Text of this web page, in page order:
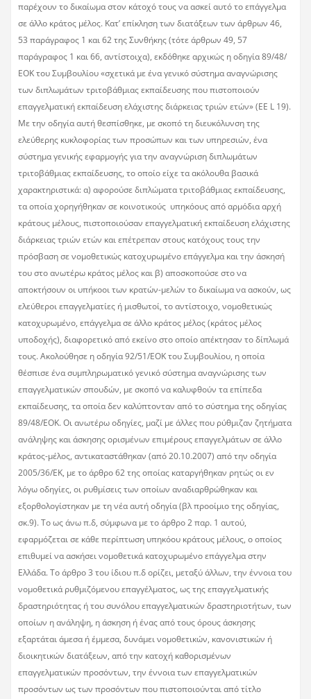
παρέχουν το δικαίωμα στον κάτοχό τους να ασκεί αυτό το επάγγελμα
σε άλλο κράτος μέλος. Κατ’ επίκληση των διατάξεων των άρθρων 46,
53 παράγραφος 1 και 62 της Συνθήκης (τότε άρθρων 49, 57
παράγραφος 1 και 66, αντίστοιχα), εκδόθηκε αρχικώς η οδηγία 89/48/
ΕΟΚ του Συμβουλίου «σχετικά με ένα γενικό σύστημα αναγνώρισης
των διπλωμάτων τριτοβάθμιας εκπαίδευσης που πιστοποιούν
επαγγελματική εκπαίδευση ελάχιστης διάρκειας τριών ετών» (ΕΕ L 19).
Με την οδηγία αυτή θεσπίσθηκε, με σκοπό τη διευκόλυνση της
ελεύθερης κυκλοφορίας των προσώπων και των υπηρεσιών, ένα
σύστημα γενικής εφαρμογής για την αναγνώριση διπλωμάτων
τριτοβάθμιας εκπαίδευσης, το οποίο είχε τα ακόλουθα βασικά
χαρακτηριστικά: α) αφορούσε διπλώματα τριτοβάθμιας εκπαίδευσης,
τα οποία χορηγήθηκαν σε κοινοτικούς υπηκόους από αρμόδια αρχή
κράτους μέλους, πιστοποιούσαν επαγγελματική εκπαίδευση ελάχιστης
διάρκειας τριών ετών και επέτρεπαν στους κατόχους τους την
πρόσβαση σε νομοθετικώς κατοχυρωμένο επάγγελμα και την άσκησή
του στο ανωτέρω κράτος μέλος και β) αποσκοπούσε στο να
αποκτήσουν οι υπήκοοι των κρατών-μελών το δικαίωμα να ασκούν, ως
ελεύθεροι επαγγελματίες ή μισθωτοί, το αντίστοιχο, νομοθετικώς
κατοχυρωμένο, επάγγελμα σε άλλο κράτος μέλος (κράτος μέλος
υποδοχής), διαφορετικό από εκείνο στο οποίο απέκτησαν το δίπλωμά
τους. Ακολούθησε η οδηγία 92/51/ΕΟΚ του Συμβουλίου, η οποία
θέσπισε ένα συμπληρωματικό γενικό σύστημα αναγνώρισης των
επαγγελματικών σπουδών, με σκοπό να καλυφθούν τα επίπεδα
εκπαίδευσης, τα οποία δεν καλύπτονταν από το σύστημα της οδηγίας
89/48/ΕΟΚ. Οι ανωτέρω οδηγίες, μαζί με άλλες που ρύθμιζαν ζητήματα
ανάληψης και άσκησης ορισμένων επιμέρους επαγγελμάτων σε άλλο
κράτος-μέλος, αντικαταστάθηκαν (από 20.10.2007) από την οδηγία
2005/36/ΕΚ, με το άρθρο 62 της οποίας καταργήθηκαν ρητώς οι εν
λόγω οδηγίες, οι ρυθμίσεις των οποίων αναδιαρθρώθηκαν και
εξορθολογίστηκαν με τη νέα αυτή οδηγία (βλ προοίμιο της οδηγίας,
σκ.9). Το ως άνω π.δ, σύμφωνα με το άρθρο 2 παρ. 1 αυτού,
εφαρμόζεται σε κάθε περίπτωση υπηκόου κράτους μέλους, ο οποίος
επιθυμεί να ασκήσει νομοθετικά κατοχυρωμένο επάγγελμα στην
Ελλάδα. Το άρθρο 3 του ίδιου π.δ ορίζει, μεταξύ άλλων, την έννοια του
νομοθετικά ρυθμιζόμενου επαγγέλματος, ως της επαγγελματικής
δραστηριότητας ή του συνόλου επαγγελματικών δραστηριοτήτων, των
οποίων η ανάληψη, η άσκηση ή ένας από τους όρους άσκησης
εξαρτάται άμεσα ή έμμεσα, δυνάμει νομοθετικών, κανονιστικών ή
διοικητικών διατάξεων, από την κατοχή καθορισμένων
επαγγελματικών προσόντων, την έννοια των επαγγελματικών
προσόντων ως των προσόντων που πιστοποιούνται από τίτλο